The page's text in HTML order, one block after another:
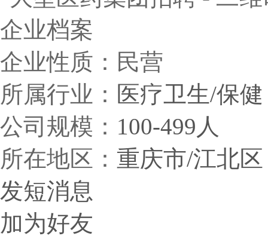
企业档案
企业性质：民营
所属行业： 医疗卫生/保健
公司规模： 100-499人
所在地区： 重庆市/江北区
发短消息
加为好友